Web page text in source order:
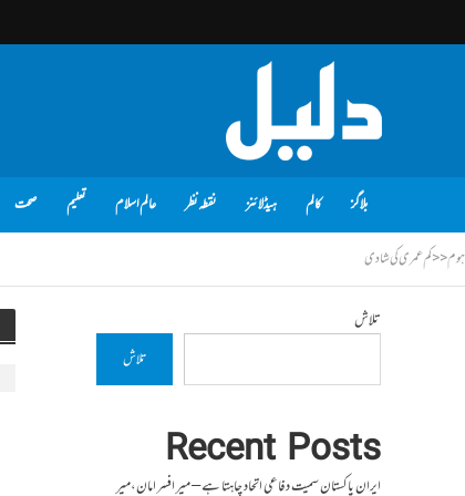
بلاگز کالم ہیڈلائنز نقطہ نظر عالم اسلام تعلیم صحت
ہوم<<کم عمری کی شادی
تلاش
تلاش
Recent Posts
ایران پاکستان سمیت دفاعی اتحاد چاہتا ہے – میر افسر امان،میر